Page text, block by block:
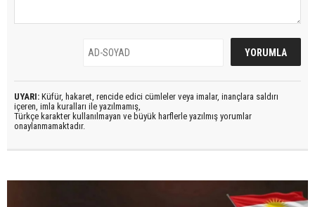
UYARI: Küfür, hakaret, rencide edici cümleler veya imalar, inançlara saldırı
içeren, imla kuralları ile yazılmamış,
Türkçe karakter kullanılmayan ve büyük harflerle yazılmış yorumlar
onaylanmamaktadır.